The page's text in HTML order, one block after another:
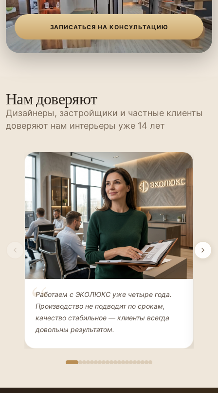
ЗАПИСАТЬСЯ НА КОНСУЛЬТАЦИЮ
Нам доверяют
Дизайнеры, застройщики и частные клиенты
доверяют нам интерьеры уже 14 лет
Елена Соколова
ДИЗАЙНЕР ИНТЕРЬЕРОВ
Работаем с ЭКОЛЮКС уже четыре года.
Производство не подводит по срокам,
качество стабильное — клиенты всегда
довольны результатом.